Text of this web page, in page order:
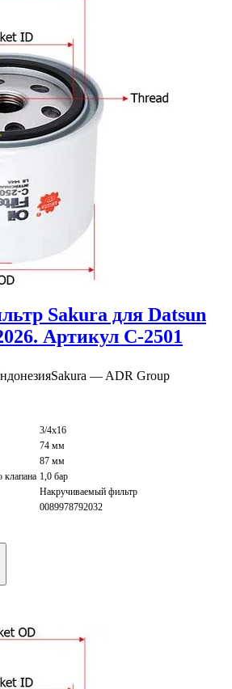
Sakura для Datsun
Артикул C-2501
Sakura — ADR Group
3/4x16
74 мм
87 мм
клапана 1,0 бар
Накручиваемый фильтр
0089978792032